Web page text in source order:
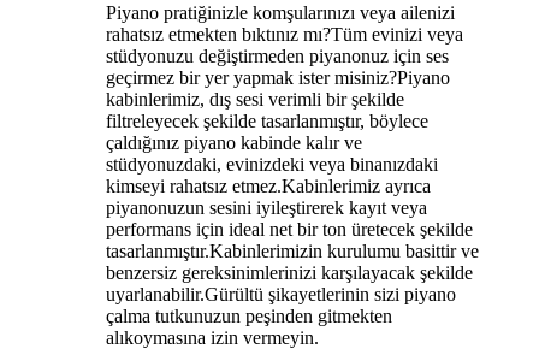
Piyano pratiğinizle komşularınızı veya ailenizi
rahatsız etmekten bıktınız mı?Tüm evinizi veya
stüdyonuzu değiştirmeden piyanonuz için ses
geçirmez bir yer yapmak ister misiniz?Piyano
kabinlerimiz, dış sesi verimli bir şekilde
filtreleyecek şekilde tasarlanmıştır, böylece
çaldığınız piyano kabinde kalır ve
stüdyonuzdaki, evinizdeki veya binanızdaki
kimseyi rahatsız etmez.Kabinlerimiz ayrıca
piyanonuzun sesini iyileştirerek kayıt veya
performans için ideal net bir ton üretecek şekilde
tasarlanmıştır.Kabinlerimizin kurulumu basittir ve
benzersiz gereksinimlerinizi karşılayacak şekilde
uyarlanabilir.Gürültü şikayetlerinin sizi piyano
çalma tutkunuzun peşinden gitmekten
alıkoymasına izin vermeyin.